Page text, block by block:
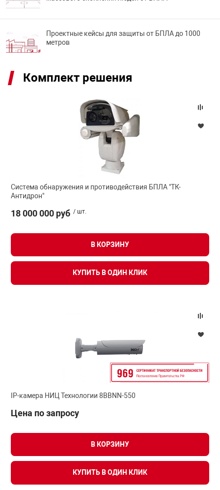
и аналитики
экипировка
автомобили
информации
ключи
безопасность
Проектные кейсы для защиты от БПЛА до 1000
метров
Комплект решения
Система обнаружения и противодействия БПЛА "ТК-
Антидрон"
18 000 000 руб / шт.
В КОРЗИНУ
КУПИТЬ В ОДИН КЛИК
IP-камера НИЦ Технологии 8BBNN-550
Цена по запросу
В КОРЗИНУ
КУПИТЬ В ОДИН КЛИК